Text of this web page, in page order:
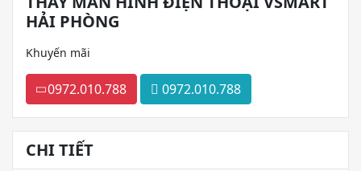
HẢI PHÒNG
Khuyến mãi
0972.010.788 0972.010.788
CHI TIẾT